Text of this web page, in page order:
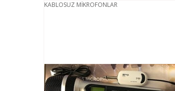
KABLOSUZ MİKROFONLAR